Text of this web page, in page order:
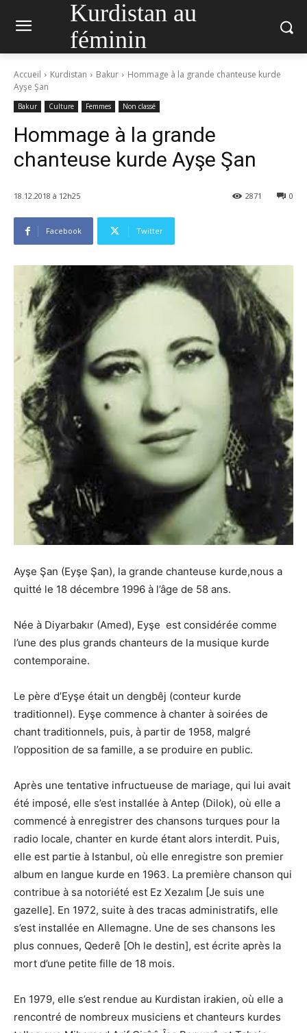
Kurdistan au
féminin
Accueil Kurdistan Bakur
Hommage à la grande chanteuse kurde
Ayşe Şan
Bakur Culture Femmes Non classé
Hommage à la grande
chanteuse kurde Ayşe Şan
18.12.2018 à 12h25 0
2871
Facebook Twitter
Ayşe Şan (Eyşe Şan), la grande chanteuse kurde,nous a
quitté le 18 décembre 1996 à l’âge de 58 ans.
Née à Diyarbakır (Amed), Eyşe est considérée comme
l’une des plus grands chanteurs de la musique kurde
contemporaine.
Le père d’Eyşe était un dengbêj (conteur kurde
traditionnel). Eyşe commence à chanter à soirées de
chant traditionnels, puis, à partir de 1958, malgré
l’opposition de sa famille, a se produire en public.
Après une tentative infructueuse de mariage, qui lui avait
été imposé, elle s’est installée à Antep (Dilok), où elle a
commencé à enregistrer des chansons turques pour la
radio locale, chanter en kurde étant alors interdit. Puis,
elle est partie à Istanbul, où elle enregistre son premier
album en langue kurde en 1963. La première chanson qui
contribue à sa notoriété est Ez Xezalım [Je suis une
gazelle]. En 1972, suite à des tracas administratifs, elle
s’est installée en Allemagne. Une de ses chansons les
plus connues, Qederê [Oh le destin], est écrite après la
mort d’une petite fille de 18 mois.
En 1979, elle s’est rendue au Kurdistan irakien, où elle a
rencontré de nombreux musiciens et chanteurs kurdes